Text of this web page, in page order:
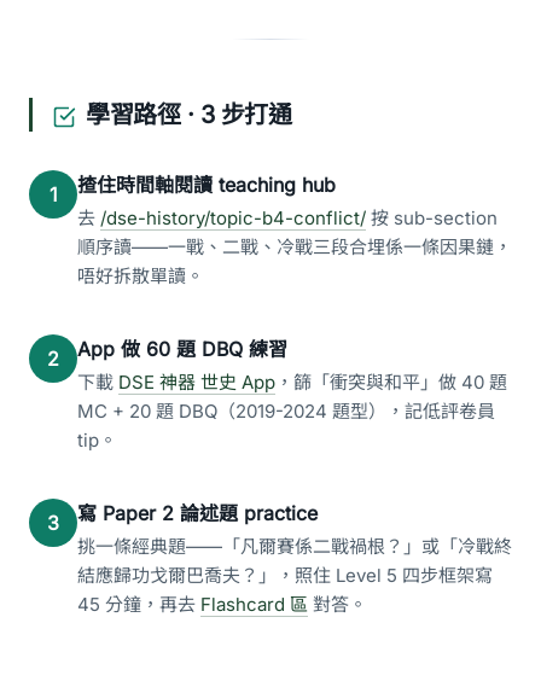
學習路徑 · 3 步打通
1 揸住時間軸閱讀 teaching hub
去 /dse-history/topic-b4-conflict/ 按 sub-section
順序讀——一戰、二戰、冷戰三段合埋係一條因果鏈，
唔好拆散單讀。
2 App 做 60 題 DBQ 練習
下載 DSE 神器 世史 App ，篩「衝突與和平」做 40 題
MC + 20 題 DBQ（2019-2024 題型），記低評卷員
tip。
3 寫 Paper 2 論述題 practice
挑一條經典題——「凡爾賽係二戰禍根？」或「冷戰終
結應歸功戈爾巴喬夫？」，照住 Level 5 四步框架寫
45 分鐘，再去 Flashcard 區 對答。